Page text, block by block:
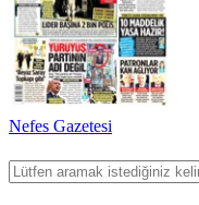
Nefes Gazetesi